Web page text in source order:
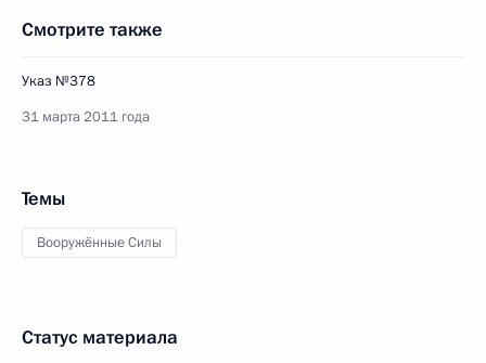
Смотрите также
Указ №378
31 марта 2011 года
Темы
Вооружённые Силы
Статус материала